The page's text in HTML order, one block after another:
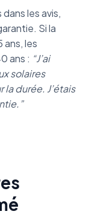
les avis,
Si la
les
ans : “J’ai
solaires
la durée. J’étais